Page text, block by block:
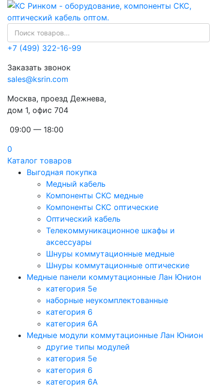
+7 (499) 322-16-99
Заказать звонок
sales@ksrin.com
Москва, проезд Дежнева,
дом 1, офис 704
09:00 — 18:00
0
Каталог товаров
Выгодная покупка
Медный кабель
Компоненты СКС медные
Компоненты СКС оптические
Оптический кабель
Телекоммуникационное шкафы и
аксессуары
Шнуры коммутационные медные
Шнуры коммутационные оптические
Медные панели коммутационные Лан Юнион
категория 5e
наборные неукомплектованные
категория 6
категория 6A
Медные модули коммутационные Лан Юнион
другие типы модулей
категория 5е
категория 6
категория 6A